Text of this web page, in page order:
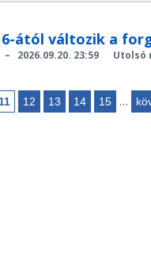
ától változik a
– 2026.09.20. 23:59 Utolsó
11 12 13 14 15 …